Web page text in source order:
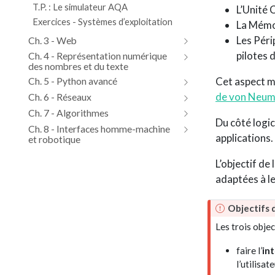
T.P. : Le simulateur AQA
Exercices - Systèmes d’exploitation
Ch. 3 - Web
Ch. 4 - Représentation numérique
des nombres et du texte
Ch. 5 - Python avancé
Ch. 6 - Réseaux
Ch. 7 - Algorithmes
Ch. 8 - Interfaces homme-machine
et robotique
L’Unité
La
Les
pilotes
Cet aspect
de von
Du côté
applications.
L’objectif
adaptées à
I
m
o
Objectifs
Les trois
faire l’